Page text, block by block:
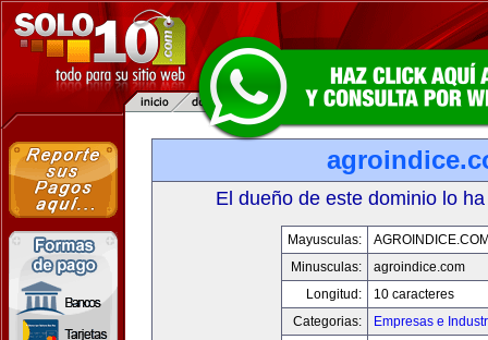
El dueño de este dominio lo
Mayusculas:
Minusculas:
agroindice.com
Longitud:
10 caracteres
Categorias:
Empresas e